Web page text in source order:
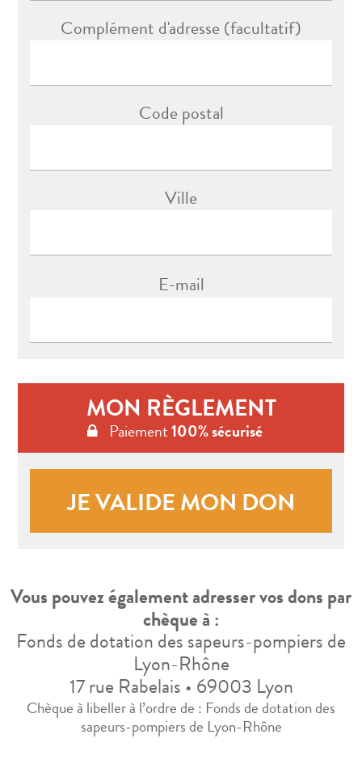
Complément d'adresse (facultatif)
Code postal
Ville
E-mail
MON RÈGLEMENT
Paiement100% sécurisé
Vous pouvez également adresser vos dons par
chèque à :
Fonds de dotation des sapeurs-pompiers de
Lyon-Rhône
17 rue Rabelais • 69003 Lyon
Chèque à libeller à l’ordre de : Fonds de dotation des
sapeurs-pompiers de Lyon-Rhône